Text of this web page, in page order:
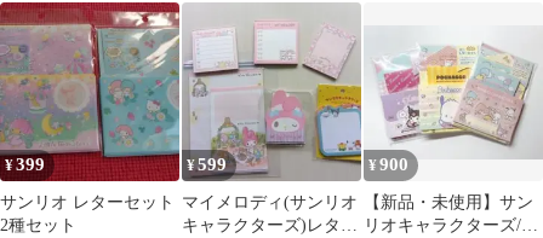
¥399
サンリオ レターセット
2種セット
¥599
マイメロディ(サンリオ
キャラクターズ)レター
¥900
【新品・未使用】サン
リオキャラクターズ/ミ